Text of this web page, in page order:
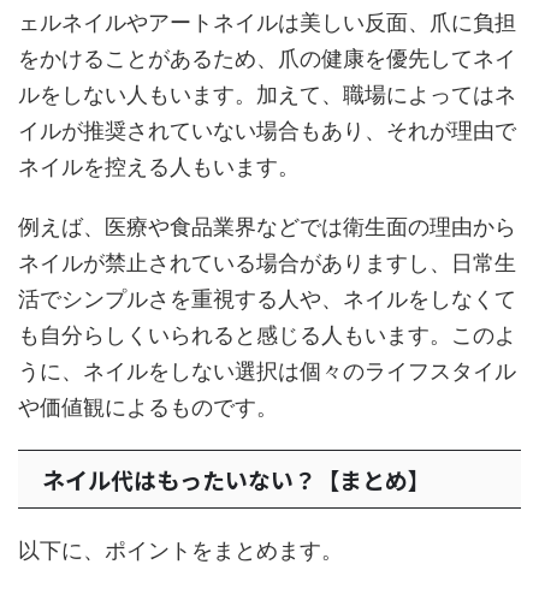
ェルネイルやアートネイルは美しい反面、爪に負担
をかけることがあるため、爪の健康を優先してネイ
ルをしない人もいます。加えて、職場によってはネ
イルが推奨されていない場合もあり、それが理由で
ネイルを控える人もいます。
例えば、医療や食品業界などでは衛生面の理由から
ネイルが禁止されている場合がありますし、日常生
活でシンプルさを重視する人や、ネイルをしなくて
も自分らしくいられると感じる人もいます。このよ
うに、ネイルをしない選択は個々のライフスタイル
や価値観によるものです。
ネイル代はもったいない？【まとめ】
以下に、ポイントをまとめます。